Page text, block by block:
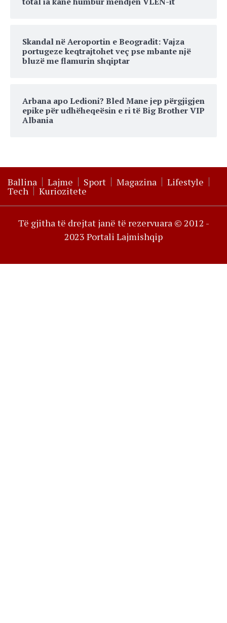
Skandal në Aeroportin e Beogradit: Vajza
portugeze keqtrajtohet veç pse mbante një
bluzë me flamurin shqiptar
Arbana apo Ledioni? Bled Mane jep përgjigjen
epike për udhëheqeësin e ri të Big Brother VIP
Albania
Ballina Lajme Sport Magazina Lifestyle
Tech Kuriozitete
Të gjitha të drejtat janë të rezervuara © 2012 -
2023 Portali Lajmishqip